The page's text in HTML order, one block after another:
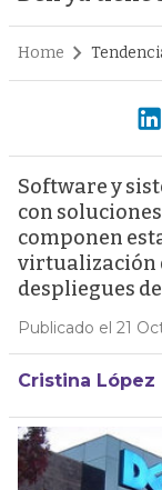
Home
Software y
con
componen
virtualización
despliegues
Publicado el 21
Cristina López